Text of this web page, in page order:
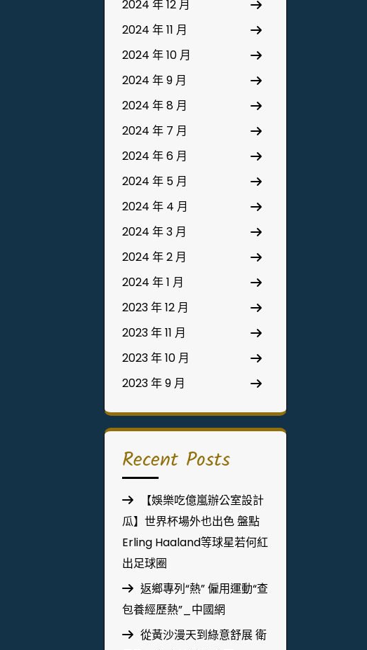
2024 年 12 月
2024 年 11 月
2024 年 10 月
2024 年 9 月
2024 年 8 月
2024 年 7 月
2024 年 6 月
2024 年 5 月
2024 年 4 月
2024 年 3 月
2024 年 2 月
2024 年 1 月
2023 年 12 月
2023 年 11 月
2023 年 10 月
2023 年 9 月
Recent Posts
【娛樂吃億嵐辦公室設計
瓜】世界杯場外也出色 盤點
Erling Haaland等球星若何紅
出足球圈
返鄉專列“熱” 僱用運動“查
包養經歷熱”_中國網
從黃沙漫天到綠意舒展 衛